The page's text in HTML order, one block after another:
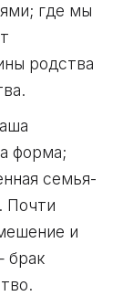
где мы
родства
форма;
семья-
Почти
и
брак